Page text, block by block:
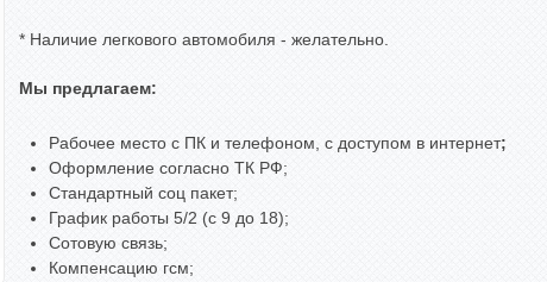
* Наличие легкового автомобиля - желательно.
Мы предлагаем:
Рабочее место с ПК и телефоном, с доступом в интернет;
Оформление согласно ТК РФ;
Стандартный соц пакет;
График работы 5/2 (c 9 до 18);
Сотовую связь;
Компенсацию гсм;